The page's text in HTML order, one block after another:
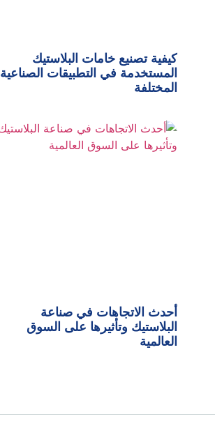
كيفية تصنيع خامات البلاستيك
المستخدمة في التطبيقات الصناعية
المختلفة
أحدث الاتجاهات في صناعة
البلاستيك وتأثيرها على السوق
العالمية